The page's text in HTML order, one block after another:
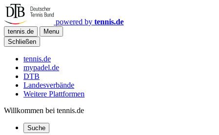
powered by tennis.de
tennis.de
Menu
Schließen
tennis.de
mypadel.de
DTB
Landesverbände
Weitere Plattformen
Willkommen bei tennis.de
Suche